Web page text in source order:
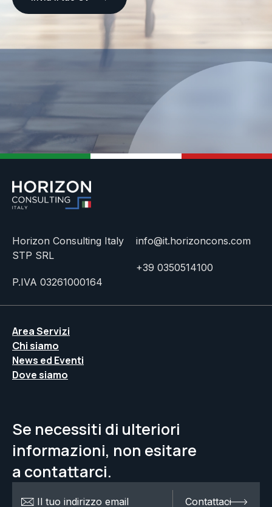
Horizon Consulting Italy
STP SRL
P.IVA 03261000164
info@it.horizoncons.com
+39 0350514100
Area Servizi
Chi siamo
News ed Eventi
Dove siamo
Se necessiti di ulteriori
informazioni, non esitare
a contattarci.